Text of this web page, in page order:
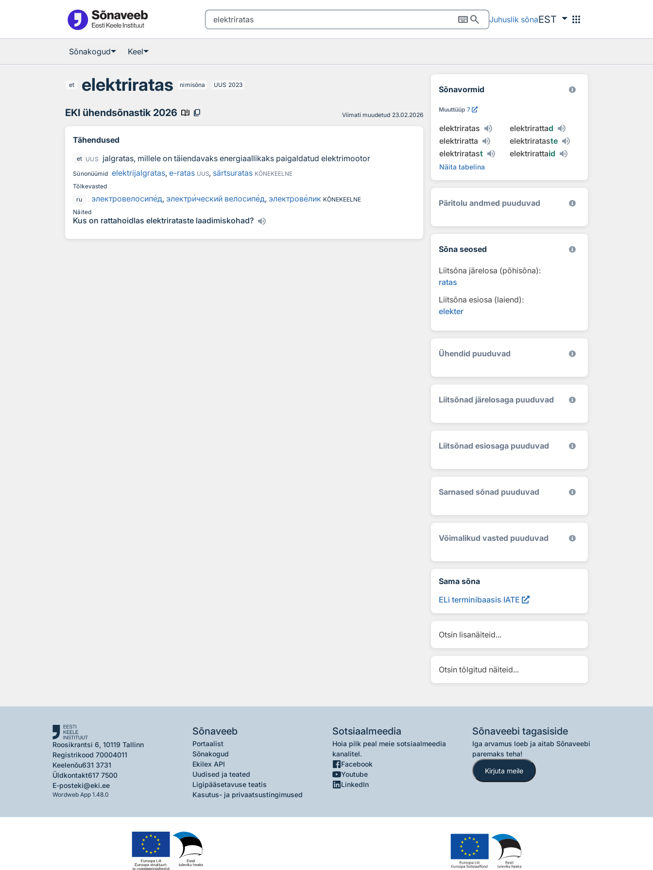
keyboardsearch Juhuslik sõnaEST apps
Sõnakogud Keel
et elektriratas nimisõna UUS 2023
EKI ühendsõnastik 2026 book_ribbon content_copy Viimati muudetud 23.02.2026
Tähendused
et UUS jalgratas, millele on täiendavaks energiaallikaks paigaldatud elektrimootor
Sünonüümid elektrijalgratas, e-ratas UUS, särtsuratas KÕNEKEELNE
Tõlkevasted
ru
электровелосипед, электрический велосипед, электровелик KÕNEKEELNE
Näited
Kus on rattahoidlas elektrirataste laadimiskohad?
Sõnavormid
Muuttüüp 7
elektriratas elektrirattad
elektriratta
elektrirataste
elektriratast elektrirattaid
Näita tabelina
Päritolu andmed puuduvad
Sõna seosed
Liitsõna järelosa (põhisõna):
ratas
Liitsõna esiosa (laiend):
elekter
Ühendid puuduvad
Liitsõnad järelosaga puuduvad
Liitsõnad esiosaga puuduvad
Sarnased sõnad puuduvad
Võimalikud vasted puuduvad
Sama sõna
ELi terminibaasis IATE
Otsin lisanäiteid...
Otsin tõlgitud näiteid...
Roosikrantsi 6, 10119 Tallinn
Registrikood 70004011
Keelenõu631 3731
Üldkontakt617 7500
E-posteki@eki.ee
Wordweb App 1.48.0
Sõnaveeb
Portaalist
Sõnakogud
Ekilex API
Uudised ja teated
Ligipääsetavuse teatis
Kasutus- ja privaatsustingimused
Sotsiaalmeedia
Hoia pilk peal meie sotsiaalmeedia
kanalitel.
Facebook
Youtube
LinkedIn
Sõnaveebi tagasiside
Iga arvamus loeb ja aitab Sõnaveebi
paremaks teha!
Kirjuta meile